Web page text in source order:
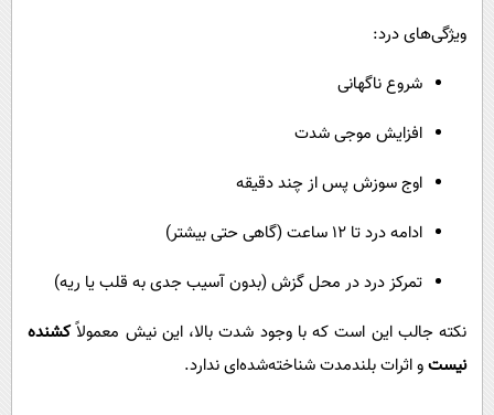
ویژگی‌های درد:
شروع ناگهانی
افزایش موجی شدت
اوج سوزش پس از چند دقیقه
ادامه درد تا ۱۲ ساعت (گاهی حتی بیشتر)
تمرکز درد در محل گزش (بدون آسیب جدی به قلب یا ریه)
نکته جالب این است که با وجود شدت بالا، این نیش معمولاًکشنده
نیستو اثرات بلندمدت شناخته‌شده‌ای ندارد.